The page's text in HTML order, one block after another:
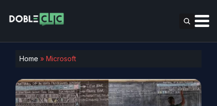
Home » Microsoft